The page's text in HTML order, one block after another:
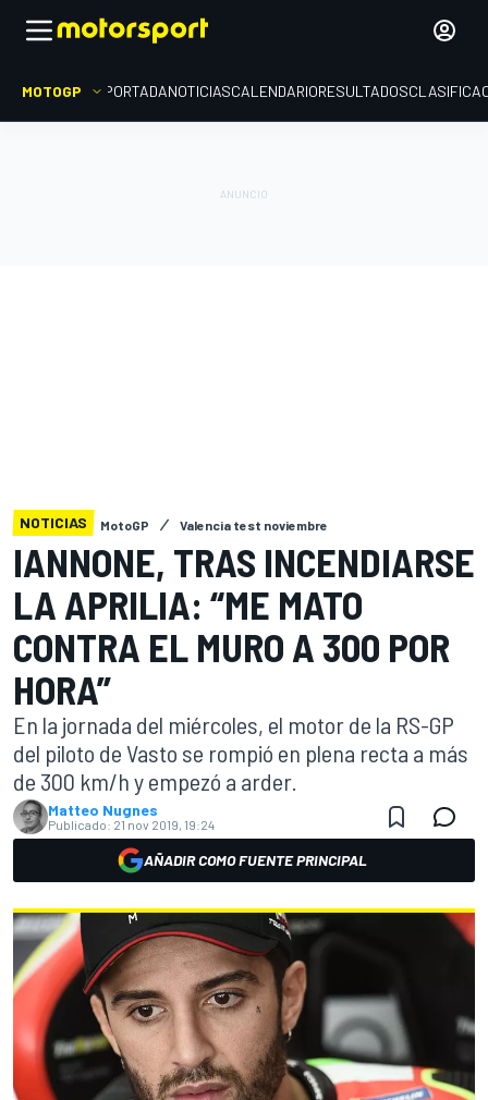
MOTOGP PORTADANOTICIASCALENDARIORESULTADOS
NOTICIAS MotoGP Valencia test noviembre
IANNONE, TRAS INCENDIARSE
LA APRILIA: “ME MATO
CONTRA EL MURO A 300 POR
HORA”
En la jornada del miércoles, el motor de la RS-GP
del piloto de Vasto se rompió en plena recta a más
de 300 km/h y empezó a arder.
Matteo Nugnes
Publicado: 21 nov 2019, 19:24
AÑADIR COMO FUENTE PRINCIPAL